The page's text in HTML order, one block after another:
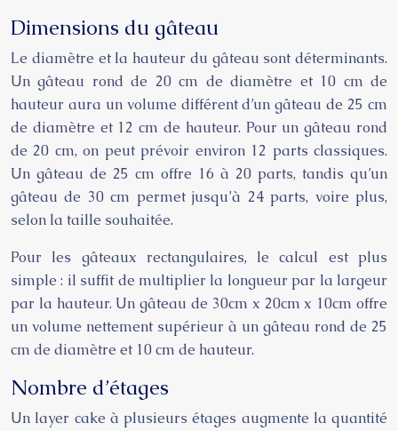
Dimensions du gâteau
Le diamètre et la hauteur du gâteau sont déterminants.
Un gâteau rond de 20 cm de diamètre et 10 cm de
hauteur aura un volume différent d’un gâteau de 25 cm
de diamètre et 12 cm de hauteur. Pour un gâteau rond
de 20 cm, on peut prévoir environ 12 parts classiques.
Un gâteau de 25 cm offre 16 à 20 parts, tandis qu’un
gâteau de 30 cm permet jusqu’à 24 parts, voire plus,
selon la taille souhaitée.
Pour les gâteaux rectangulaires, le calcul est plus
simple : il suffit de multiplier la longueur par la largeur
par la hauteur. Un gâteau de 30cm x 20cm x 10cm offre
un volume nettement supérieur à un gâteau rond de 25
cm de diamètre et 10 cm de hauteur.
Nombre d’étages
Un layer cake à plusieurs étages augmente la quantité